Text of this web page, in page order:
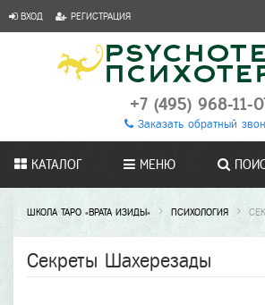
ВХОД РЕГИСТРАЦИЯ
+7 (495) 968-11-
Заказать обратный
КАТАЛОГ МЕНЮ
ШКОЛА ТАРО «ВРАТА ИЗИДЫ» ПСИХОЛОГИЯ
Секреты Шахерезады